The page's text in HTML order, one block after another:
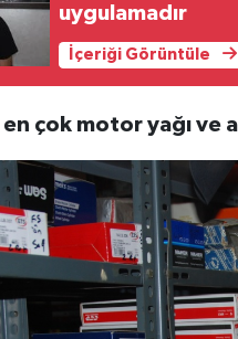
uygulamadır
İçeriği Görüntüle
çok motor yağı